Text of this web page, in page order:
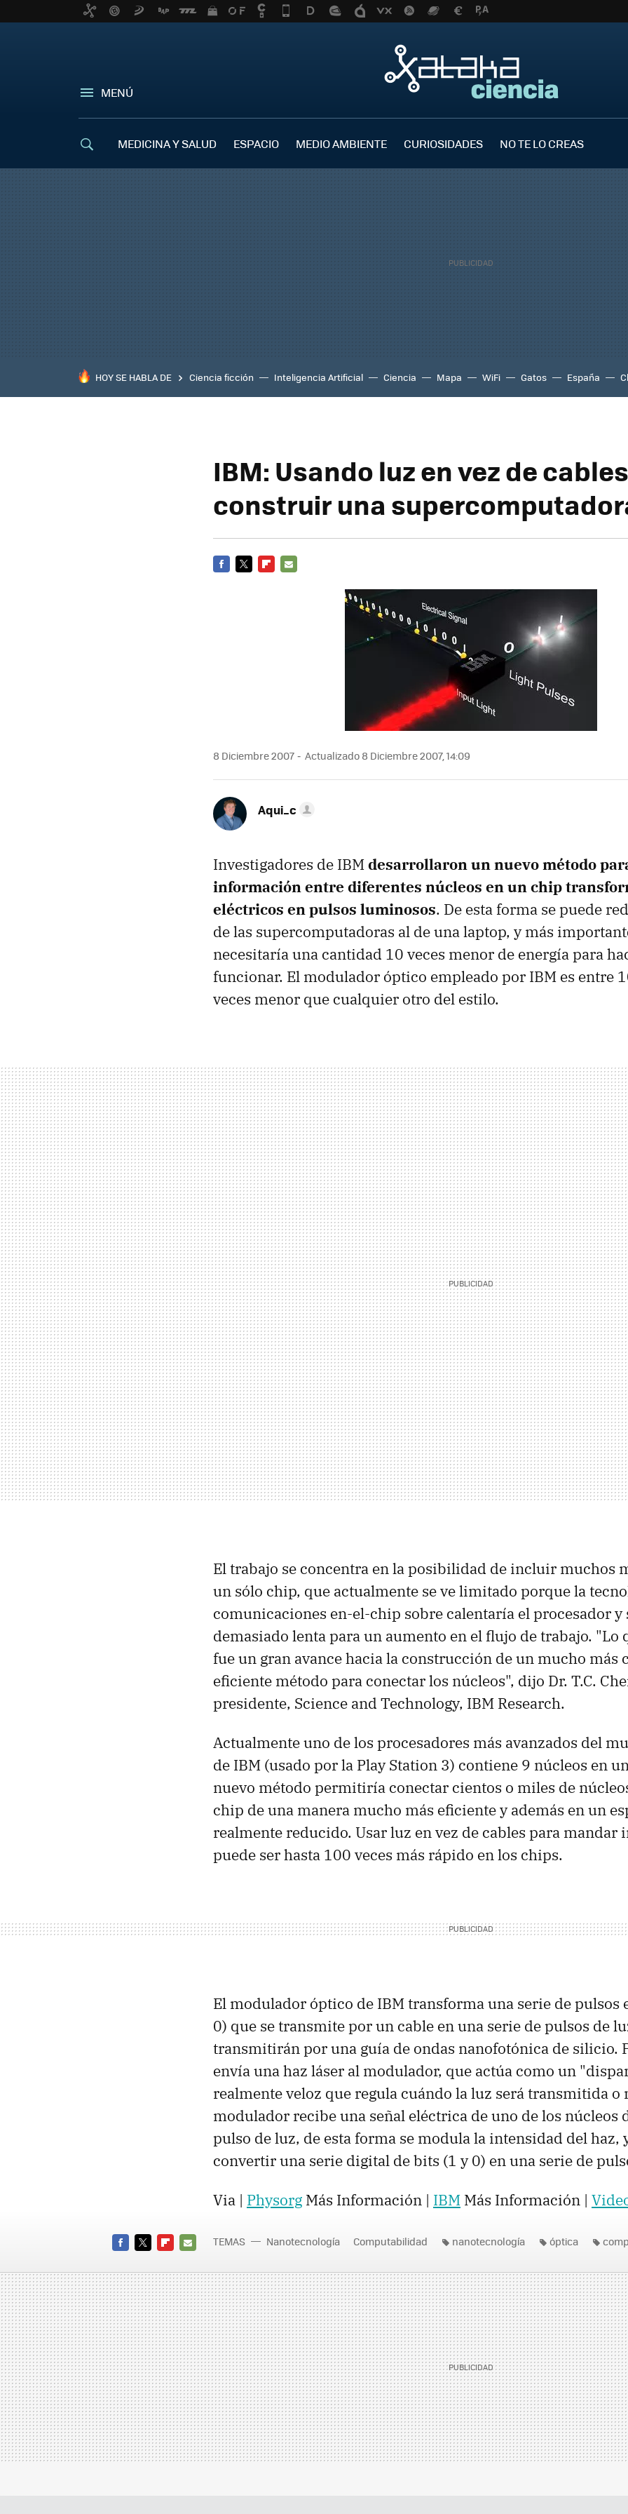
MENÚ
MEDICINA Y SALUD ESPACIO MEDIO AMBIENTE CURIOSIDADES NO TE LO CREAS
HOY SE HABLA DE Ciencia ficción Inteligencia Artificial Ciencia Mapa WiFi Gatos España
IBM: Usando luz en vez de
construir una
8 Diciembre 2007 Actualizado 8 Diciembre 2007, 14:09
Aqui_c
Investigadores de IBMdesarrollaron un nuevo método
información entre diferentes núcleos en un chip
eléctricos en pulsos luminosos. De esta forma se puede
de las supercomputadoras al de una laptop, y más
necesitaría una cantidad 10 veces menor de energía para
funcionar. El modulador óptico empleado por IBM es entre
veces menor que cualquier otro del estilo.
El trabajo se concentra en la posibilidad de incluir muchos
un sólo chip, que actualmente se ve limitado porque la
comunicaciones en-el-chip sobre calentaría el procesador y
demasiado lenta para un aumento en el flujo de trabajo. "Lo
fue un gran avance hacia la construcción de un mucho más
eficiente método para conectar los núcleos", dijo Dr. T.C.
presidente, Science and Technology, IBM Research.
Actualmente uno de los procesadores más avanzados del
de IBM (usado por la Play Station 3) contiene 9 núcleos en
nuevo método permitiría conectar cientos o miles de
chip de una manera mucho más eficiente y además en un
realmente reducido. Usar luz en vez de cables para mandar
puede ser hasta 100 veces más rápido en los chips.
El modulador óptico de IBM transforma una serie de pulsos
0) que se transmite por un cable en una serie de pulsos de
transmitirán por una guía de ondas nanofotónica de silicio.
envía una haz láser al modulador, que actúa como un
realmente veloz que regula cuándo la luz será transmitida o
modulador recibe una señal eléctrica de uno de los núcleos
pulso de luz, de esta forma se modula la intensidad del haz,
convertir una serie digital de bits (1 y 0) en una serie de
Via | Physorg Más Información | IBM Más Información |
MAIL
TEMAS Nanotecnología Computabilidad nanotecnología óptica